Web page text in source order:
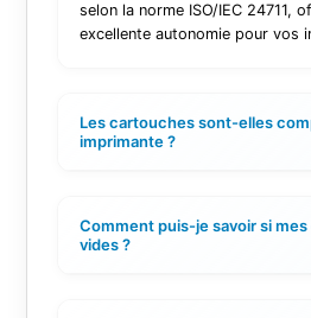
selon la norme ISO/IEC 24711,
excellente autonomie pour vos
Les cartouches sont-elles
imprimante ?
Comment puis-je savoir si
vides ?